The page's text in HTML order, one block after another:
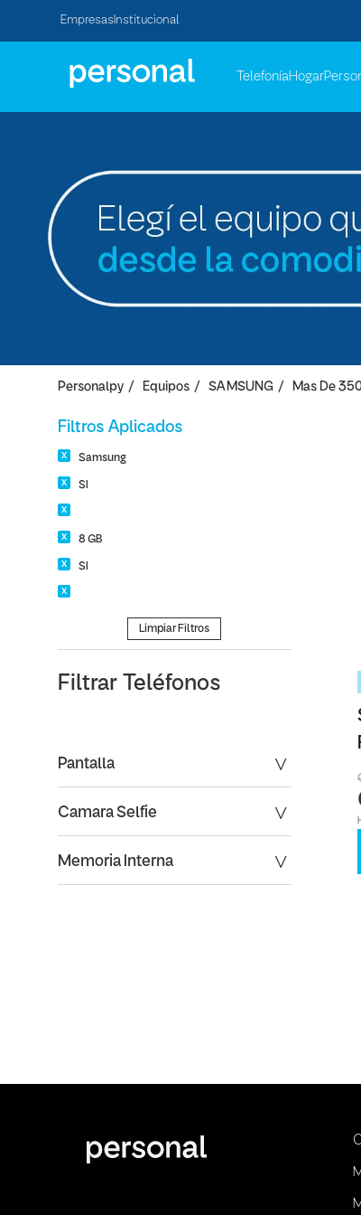
Empresas Institucional
TelefoníaHogar
Personalpy Equipos SAMSUNG Mas De
Filtros Aplicados
Samsung
SI
8 GB
SI
Limpiar Filtros
Filtrar Teléfonos
Pantalla
Camara Selfie
Memoria Interna